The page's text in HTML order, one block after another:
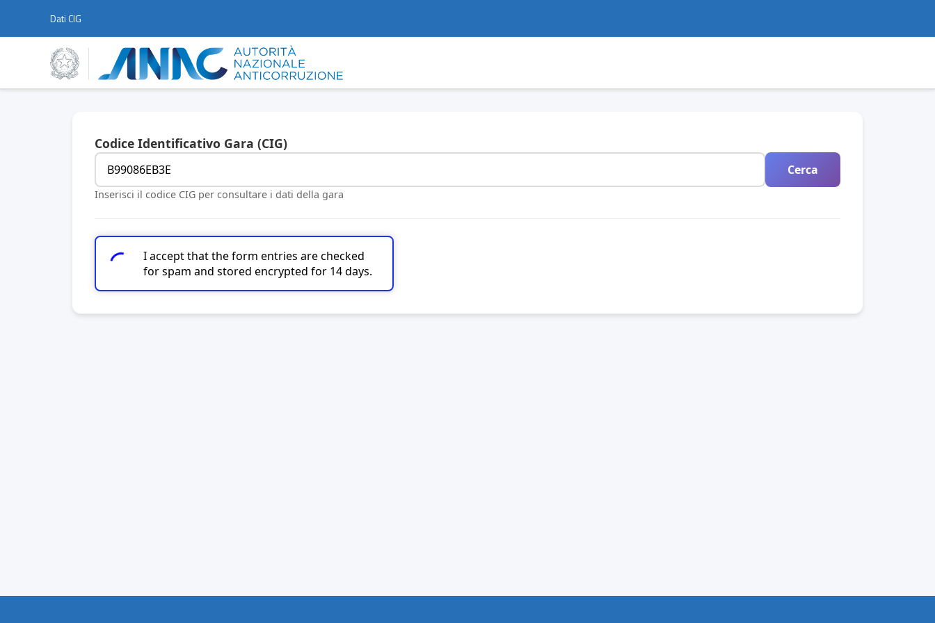
Dati CIG
Codice Identificativo Gara (CIG)
Cerca
Inserisci il codice CIG per consultare i dati della gara
I accept that the form entries are checked
for spam and stored encrypted for 14 days.